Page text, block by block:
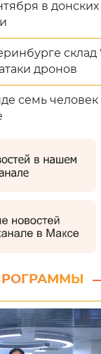
в
дронов
семь